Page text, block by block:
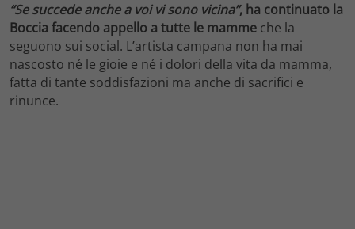
“Se succede anche a voi vi sono vicina”, ha continuato la
Boccia facendo appello a tutte le mamme che la
seguono sui social. L’artista campana non ha mai
nascosto né le gioie e né i dolori della vita da mamma,
fatta di tante soddisfazioni ma anche di sacrifici e
rinunce.